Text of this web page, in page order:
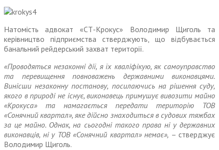
Натомість адвокат «СТ-Крокус» Володимир Щиголь та
керівництво підприємства стверджують, що відбувається
банальний рейдерський захват території.
«Проводяться незаконні дії, я їх кваліфікую, як самоуправство
та перевищення повноважень державними виконавцями.
Винісши незаконну постанову, посилаючись на рішення суду,
якого в природі не існує, виконавець примушує вивозити майно
«Крокуса» та намагається передати територію ТОВ
«Сонячний квартал», яке дійсно знаходиться в судових тяжбах
за це майно. Однак, на сьогодні такого права ні у державних
виконавців, ні у ТОВ «Сонячний квартал» немає», – стверджує
Володимир Щиголь.